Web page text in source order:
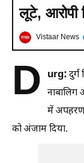
लूटे, आरोपी
Vistaar News
D urg:
नाबालिग
में अपहरण
को अंजाम दिया.